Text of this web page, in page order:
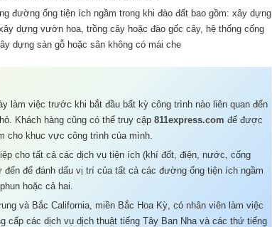
đường ống tiện ích ngầm trong khi đào đất bao gồm: xây dựng
dựng vườn hoa, trồng cây hoặc đào gốc cây, hệ thống cống
dựng sàn gỗ hoặc sân không có mái che
làm việc trước khi bắt đầu bất kỳ công trình nào liên quan đến
Khách hàng cũng có thể truy cập 811express.com để được
cho khuc vực công trình của mình.
cho tất cả các dịch vụ tiện ích (khí đốt, điện, nước, cống
để đánh dấu vị trí của tất cả các đường ống tiện ích ngầm
hoặc cả hai.
và Bắc California, miền Bắc Hoa Kỳ, có nhân viên làm việc
cấp các dịch vụ dịch thuật tiếng Tây Ban Nha và các thứ tiếng